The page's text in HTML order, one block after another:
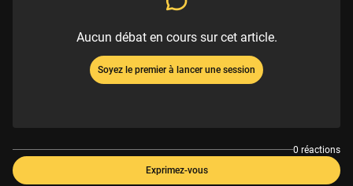
Aucun débat en cours sur cet article.
Soyez le premier à lancer une session
0 réactions
Exprimez-vous